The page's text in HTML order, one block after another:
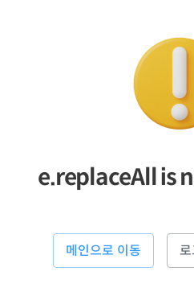
e.replaceAll is
메인으로 이동